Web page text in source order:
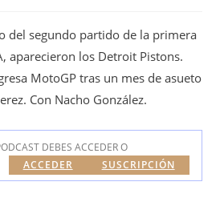
del segundo partido de la primera
aparecieron los Detroit Pistons.
MotoGP tras un mes de asueto
Con Nacho González.
DEBES ACCEDER O
SUSCRIPCIÓN
ACCEDER